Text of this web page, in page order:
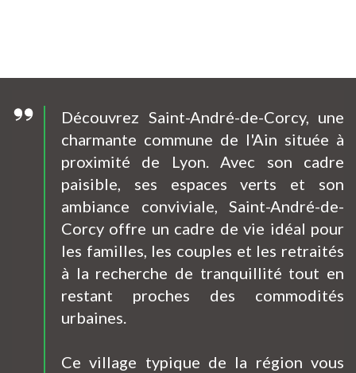
Découvrez Saint-André-de-Corcy, une
charmante commune de l'Ain située à
proximité de Lyon. Avec son cadre
paisible, ses espaces verts et son
ambiance conviviale, Saint-André-de-
Corcy offre un cadre de vie idéal pour
les familles, les couples et les retraités
à la recherche de tranquillité tout en
restant proches des commodités
urbaines.
Ce village typique de la région vous